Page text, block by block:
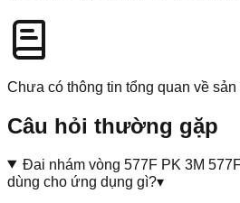
Chưa có thông tin tổng quan về sản
Câu hỏi thường gặp
Đai nhám vòng 577F PK 3M
dùng cho ứng dụng gì?▾